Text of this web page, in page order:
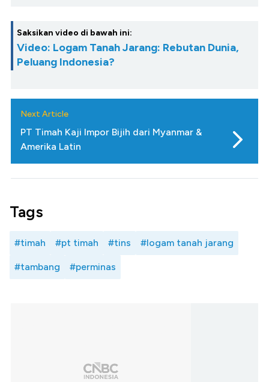
Saksikan video di bawah ini:
Video: Logam Tanah Jarang: Rebutan Dunia,
Peluang Indonesia?
Next Article
PT Timah Kaji Impor Bijih dari Myanmar &
Amerika Latin
Tags
#timah #pt timah #tins #logam tanah jarang
#tambang #perminas